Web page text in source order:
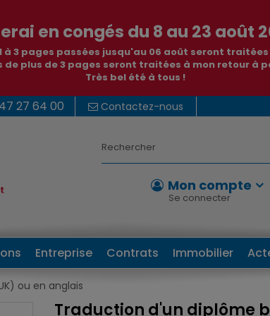
en congés du 8 au 23 août
à 3 pages passées jusqu'au 06 août seront
de plus de 3 pages seront traitées à mon retour à
Très bel été à tous !
Contactez-nous
27 64 00
Mon compte
Se connecter
Entreprise Contrats Immobilier
ou en anglais
Traduction d'un diplôme